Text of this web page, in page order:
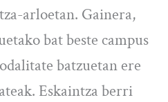
arloetan. Gainera,
bat beste campus
batzuetan ere
Eskaintza berri